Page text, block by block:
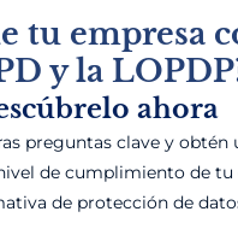
tu empresa
y la
ahora
preguntas clave y obtén
de cumplimiento de tu
de protección de